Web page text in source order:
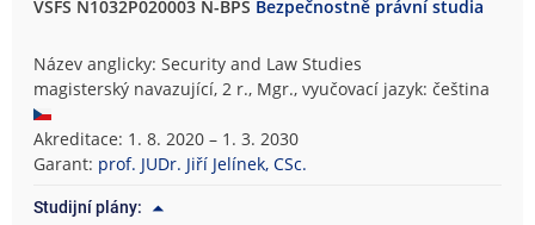
VSFS N1032P020003 N-BPS Bezpečnostně právní studia
Název anglicky: Security and Law Studies
magisterský navazující, 2 r., Mgr., vyučovací jazyk: čeština
Akreditace: 1. 8. 2020 – 1. 3. 2030
Garant: prof. JUDr. Jiří Jelínek, CSc.
Studijní plány: